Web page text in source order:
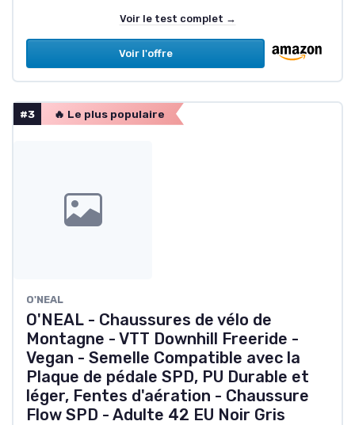
Voir le test complet →
Voir l'offre
#3 🔥 Le plus populaire
O'NEAL
O'NEAL - Chaussures de vélo de
Montagne - VTT Downhill Freeride -
Vegan - Semelle Compatible avec la
Plaque de pédale SPD, PU Durable et
léger, Fentes d'aération - Chaussure
Flow SPD - Adulte 42 EU Noir Gris